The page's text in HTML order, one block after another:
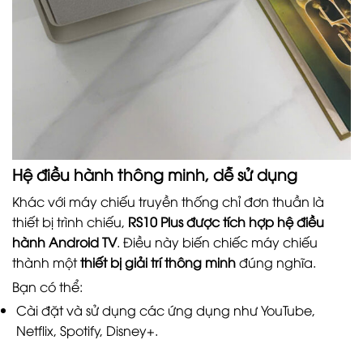
Hệ điều hành thông minh, dễ sử dụng
Khác với máy chiếu truyền thống chỉ đơn thuần là
thiết bị trình chiếu, RS10 Plus được tích hợp hệ điều
hành Android TV. Điều này biến chiếc máy chiếu
thành mộtthiết bị giải trí thông minhđúng nghĩa.
Bạn có thể:
Cài đặt và sử dụng các ứng dụng như YouTube,
Netflix, Spotify, Disney+.